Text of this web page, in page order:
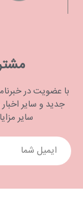
با عضویت در
جدید و سایر
سایر